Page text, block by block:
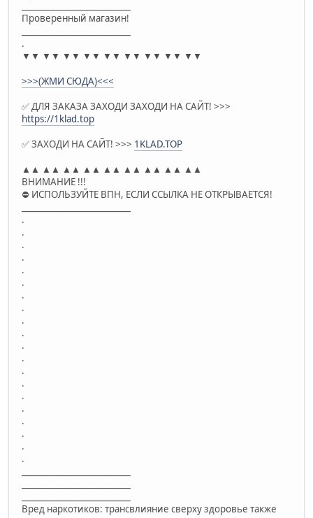
Проверенный магазин!
.
▼▼ ▼▼ ▼▼ ▼▼ ▼▼ ▼▼ ▼▼ ▼▼ ▼▼
>>>(ЖМИ СЮДА)<<<
✅ ДЛЯ ЗАКАЗА ЗАХОДИ ЗАХОДИ НА САЙТ! >>>
https://1klad.top
✅ ЗАХОДИ НА САЙТ! >>> 1KLAD.TOP
▲▲ ▲▲ ▲▲ ▲▲ ▲▲ ▲▲ ▲▲ ▲▲ ▲▲
ВНИМАНИЕ !!!
⛔ ИСПОЛЬЗУЙТЕ ВПН, ЕСЛИ ССЫЛКА НЕ ОТКРЫВАЕТСЯ!
.
.
.
.
.
.
.
.
.
.
.
.
.
.
.
.
.
.
.
.
Вред наркотиков: трансвлияние сверху здоровье также